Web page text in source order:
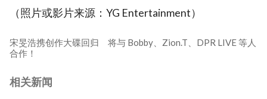
（照片或影片来源：YG Entertainment）
宋旻浩携创作大碟回归 将与 Bobby、Zion.T、DPR LIVE 等人
合作！
相关新闻